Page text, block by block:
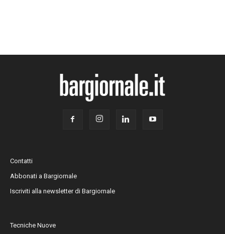
Contatti
Abbonati a Bargiornale
Iscriviti alla newsletter di Bargiornale
Tecniche Nuove